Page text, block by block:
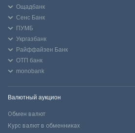
Ощадбанк
Сенс Банк
ПУМБ
Укргазбанк
Райффайзен Банк
ОТП банк
monobank
Валютный аукцион
Обмен валют
Курс валют в обменниках